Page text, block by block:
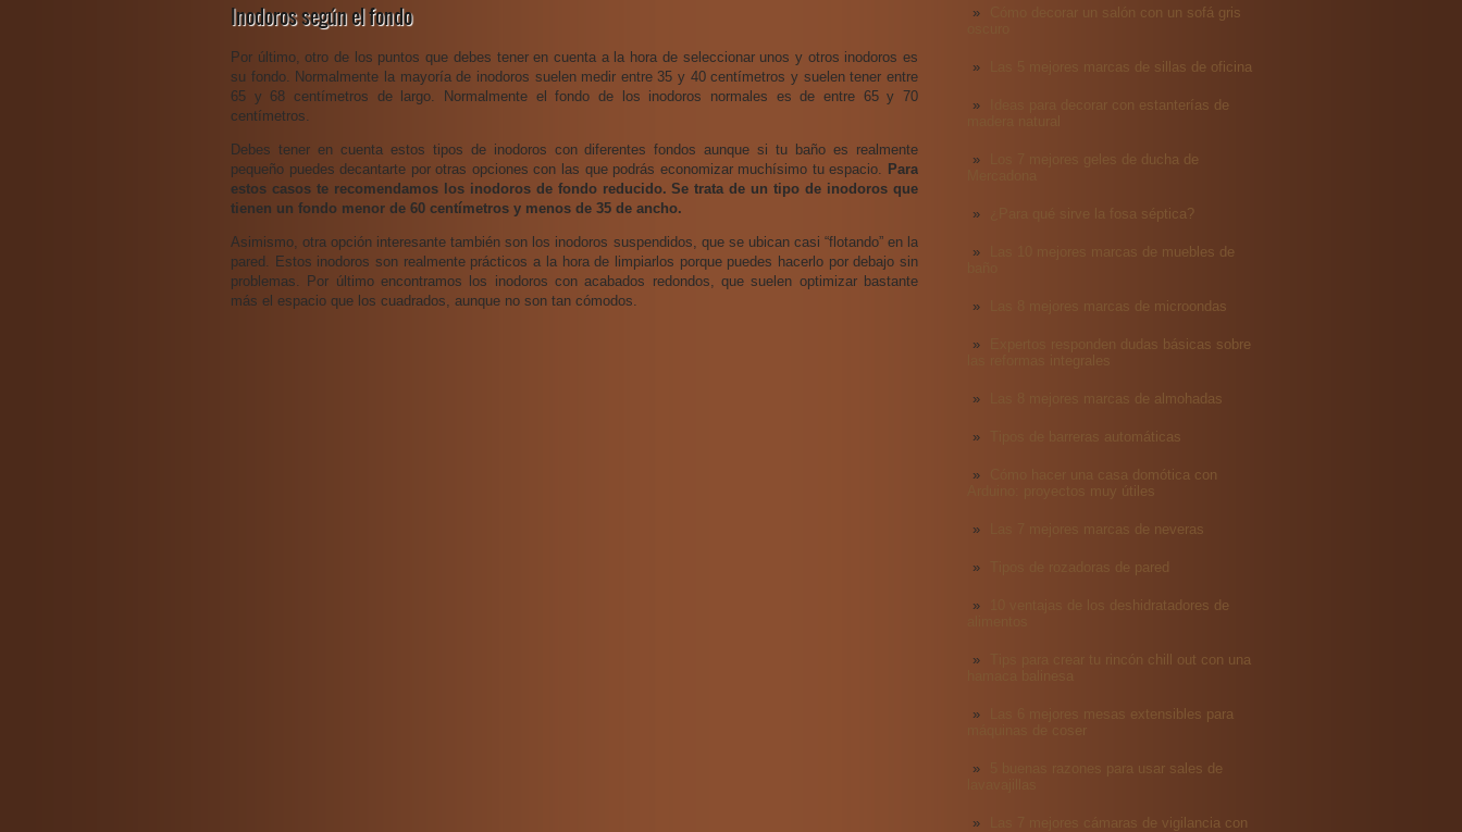
Cómo decorar un salón con un sofá gris
Las 5 mejores marcas de sillas de oficina
Ideas para decorar con estanterías de
Los 7 mejores geles de ducha de
¿Para qué sirve la fosa séptica?
Las 10 mejores marcas de muebles de
Las 8 mejores marcas de microondas
Expertos responden dudas básicas sobre
Las 8 mejores marcas de almohadas
Tipos de barreras automáticas
Cómo hacer una casa domótica con
Arduino: proyectos muy útiles
Las 7 mejores marcas de neveras
Tipos de rozadoras de pared
10 ventajas de los deshidratadores de
Tips para crear tu rincón chill out con una
Las 6 mejores mesas extensibles para
5 buenas razones para usar sales de
Las 7 mejores cámaras de vigilancia con
Inodoros según el fondo
Por último, otro de los puntos que debes tener en cuenta a la hora de seleccionar unos y otros inodoros es
su fondo. Normalmente la mayoría de inodoros suelen medir entre 35 y 40 centímetros y suelen tener entre
65 y 68 centímetros de largo. Normalmente el fondo de los inodoros normales es de entre 65 y 70
centímetros.
Debes tener en cuenta estos tipos de inodoros con diferentes fondos aunque si tu baño es realmente
pequeño puedes decantarte por otras opciones con las que podrás economizar muchísimo tu espacio. Para
estos casos te recomendamos los inodoros de fondo reducido. Se trata de un tipo de inodoros que
tienen un fondo menor de 60 centímetros y menos de 35 de ancho.
Asimismo, otra opción interesante también son los inodoros suspendidos, que se ubican casi “flotando” en la
pared. Estos inodoros son realmente prácticos a la hora de limpiarlos porque puedes hacerlo por debajo sin
problemas. Por último encontramos los inodoros con acabados redondos, que suelen optimizar bastante
más el espacio que los cuadrados, aunque no son tan cómodos.